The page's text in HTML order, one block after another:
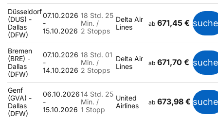
Düsseldorf
(DUS) -
Dallas
(DFW)
07.10.2026
-
15.10.2026
18 Std. 25
Min. /
2 Stopps
Delta Air
Lines
ab 671,45 €
Bremen
(BRE) -
Dallas
(DFW)
07.10.2026
-
14.10.2026
18 Std. 01
Min. /
2 Stopps
Delta Air
Lines
ab 671,70 €
Genf
(GVA) -
Dallas
(DFW)
06.10.2026
-
15.10.2026
14 Std. 25
Min. /
1 Stopp
United
Airlines
ab 673,98 €